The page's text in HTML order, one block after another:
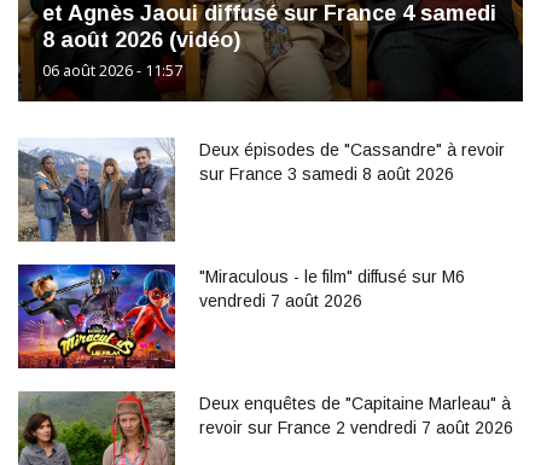
et Agnès Jaoui diffusé sur France 4 samedi
8 août 2026 (vidéo)
06 août 2026 - 11:57
Deux épisodes de "Cassandre" à revoir
sur France 3 samedi 8 août 2026
"Miraculous - le film" diffusé sur M6
vendredi 7 août 2026
Deux enquêtes de "Capitaine Marleau" à
revoir sur France 2 vendredi 7 août 2026